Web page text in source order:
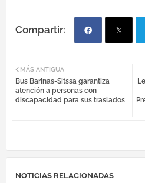
ebo
MÁS ANTIGUA
Bus Barinas-Sitssa garantiza
atención a personas con
discapacidad para sus traslados
NOTICIAS RELACIONADAS